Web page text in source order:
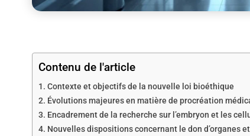
Contenu de l'article
Contexte et objectifs de la nouvelle loi bioéthique
Évolutions majeures en matière de procréation
Encadrement de la recherche sur l’embryon et les
Nouvelles dispositions concernant le don d’organes